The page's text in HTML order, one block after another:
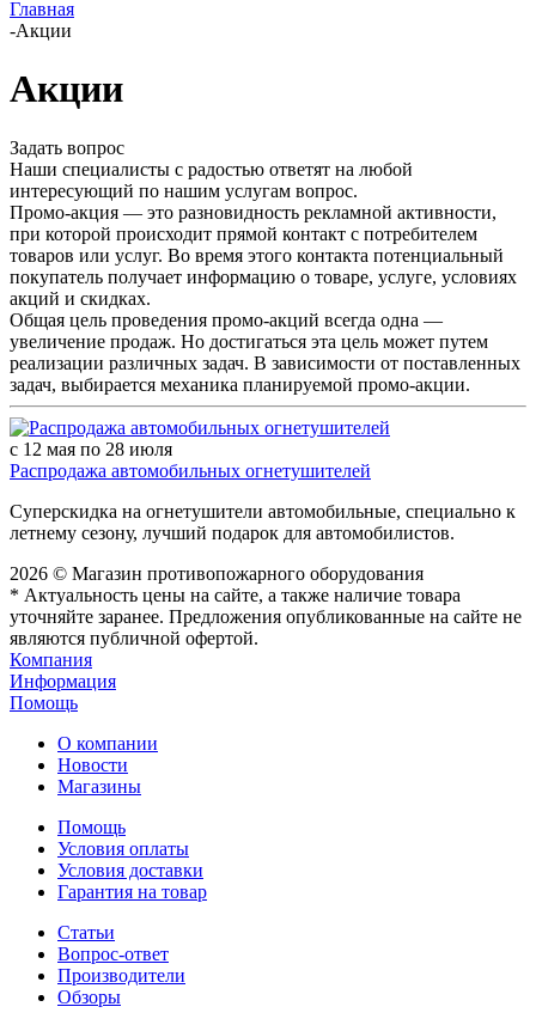
Главная
-Акции
Акции
Задать вопрос
Наши специалисты с радостью ответят на любой
интересующий по нашим услугам вопрос.
Промо-акция — это разновидность рекламной активности,
при которой происходит прямой контакт с потребителем
товаров или услуг. Во время этого контакта потенциальный
покупатель получает информацию о товаре, услуге, условиях
акций и скидках.
Общая цель проведения промо-акций всегда одна —
увеличение продаж. Но достигаться эта цель может путем
реализации различных задач. В зависимости от поставленных
задач, выбирается механика планируемой промо-акции.
с 12 мая по 28 июля
Распродажа автомобильных огнетушителей
Суперскидка на огнетушители автомобильные, специально к
летнему сезону, лучший подарок для автомобилистов.
2026 © Магазин противопожарного оборудования
* Актуальность цены на сайте, а также наличие товара
уточняйте заранее. Предложения опубликованные на сайте не
являются публичной офертой.
Компания
Информация
Помощь
О компании
Новости
Магазины
Помощь
Условия оплаты
Условия доставки
Гарантия на товар
Статьи
Вопрос-ответ
Производители
Обзоры